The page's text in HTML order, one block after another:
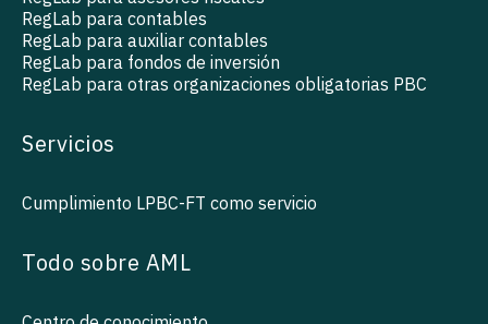
RegLab para contables
RegLab para auxiliar contables
RegLab para fondos de inversión
RegLab para otras organizaciones obligatorias PBC
Servicios
Cumplimiento LPBC-FT como servicio
Todo sobre AML